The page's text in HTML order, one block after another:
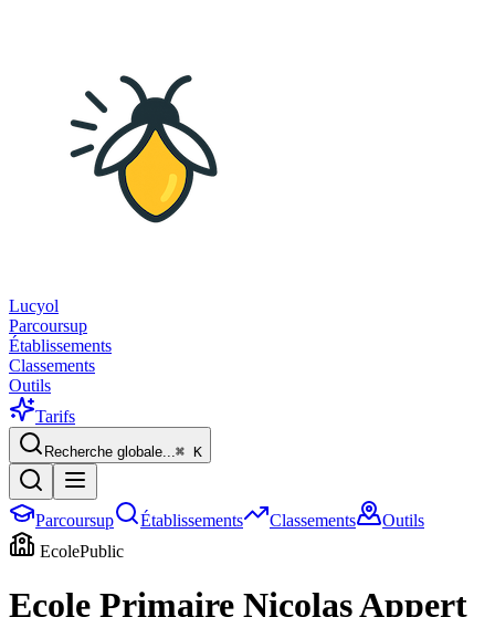
Lucyol
Parcoursup
Établissements
Classements
Outils
Tarifs
Recherche globale...⌘ K
Parcoursup Établissements Classements
Outils
EcolePublic
Ecole Primaire Nicolas Appert